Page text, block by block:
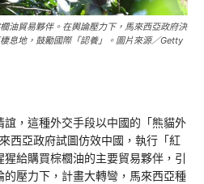
油貿易夥伴。在輿論壓力下，馬來西亞政府決
息地，鼓勵國際「認養」。圖片來源／Getty
，這種外交手段以中國的「熊貓外
西亞政府試圖仿效中國，執行「紅
給購買棕櫚油的主要貿易夥伴，引
壓力下，計畫大轉彎，馬來西亞種